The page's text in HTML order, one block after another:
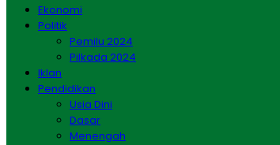
Ekonomi
Politik
Pemilu 2024
Pilkada 2024
Iklan
Pendidikan
Usia Dini
Dasar
Menengah